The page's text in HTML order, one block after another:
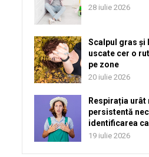
28 iulie 2026
Scalpul gras și
uscate cer o
pe zone
20 iulie 2026
Respirația
persistentă
identificarea
19 iulie 2026